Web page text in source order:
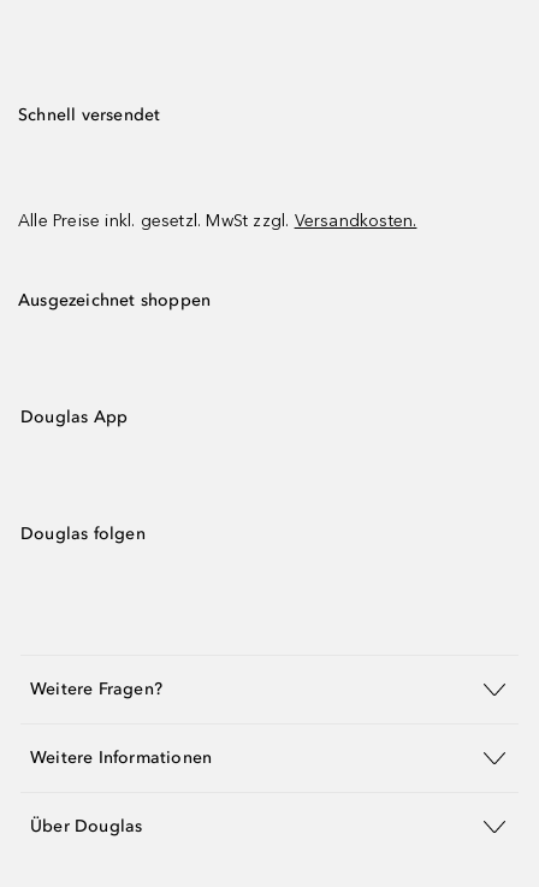
Schnell versendet
Alle Preise inkl. gesetzl. MwSt zzgl. Versandkosten.
Ausgezeichnet shoppen
Douglas App
Douglas folgen
Weitere Fragen?
Weitere Informationen
Über Douglas